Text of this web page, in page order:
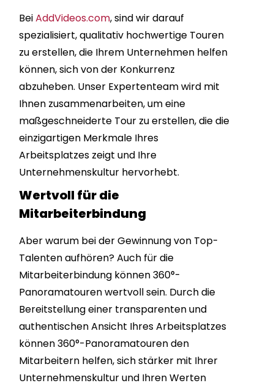
BeiAddVideos.com, sind wir darauf
spezialisiert, qualitativ hochwertige Touren
zu erstellen, die Ihrem Unternehmen helfen
können, sich von der Konkurrenz
abzuheben. Unser Expertenteam wird mit
Ihnen zusammenarbeiten, um eine
maßgeschneiderte Tour zu erstellen, die die
einzigartigen Merkmale Ihres
Arbeitsplatzes zeigt und Ihre
Unternehmenskultur hervorhebt.
Wertvoll für die
Mitarbeiterbindung
Aber warum bei der Gewinnung von Top-
Talenten aufhören? Auch für die
Mitarbeiterbindung können 360°-
Panoramatouren wertvoll sein. Durch die
Bereitstellung einer transparenten und
authentischen Ansicht Ihres Arbeitsplatzes
können 360°-Panoramatouren den
Mitarbeitern helfen, sich stärker mit Ihrer
Unternehmenskultur und Ihren Werten